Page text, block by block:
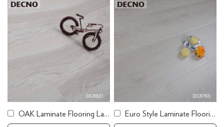
OAK Laminate Flooring Laminate Tile Flooring Euro Style Laminate Flooring Cheep Laminate Flooring